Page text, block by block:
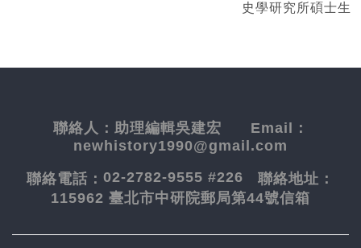
史學研究所碩士生
聯絡人： 助理編輯吳建宏 Email：
newhistory1990@gmail.com
聯絡電話： 02-2782-9555 #226 聯絡地址：
115962 臺北市中研院郵局第44號信箱